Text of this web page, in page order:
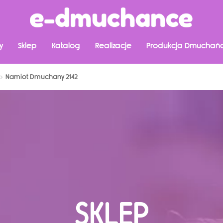
Sklep Katalog Realizacje Produkcja
Namiot Dmuchany 2142